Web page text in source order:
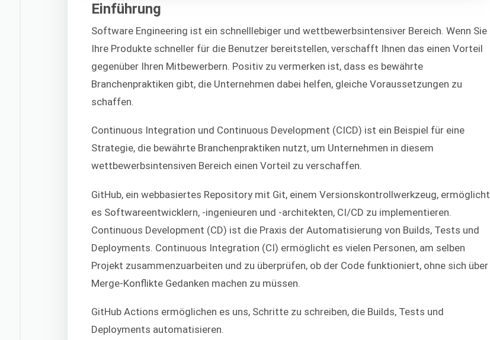
Einführung
Software Engineering ist ein schnelllebiger und wettbewerbsintensiver Bereich. Wenn Sie
Ihre Produkte schneller für die Benutzer bereitstellen, verschafft Ihnen das einen Vorteil
gegenüber Ihren Mitbewerbern. Positiv zu vermerken ist, dass es bewährte
Branchenpraktiken gibt, die Unternehmen dabei helfen, gleiche Voraussetzungen zu
schaffen.
Continuous Integration und Continuous Development (CICD) ist ein Beispiel für eine
Strategie, die bewährte Branchenpraktiken nutzt, um Unternehmen in diesem
wettbewerbsintensiven Bereich einen Vorteil zu verschaffen.
GitHub, ein webbasiertes Repository mit Git, einem Versionskontrollwerkzeug, ermöglicht
es Softwareentwicklern, -ingenieuren und -architekten, CI/CD zu implementieren.
Continuous Development (CD) ist die Praxis der Automatisierung von Builds, Tests und
Deployments. Continuous Integration (CI) ermöglicht es vielen Personen, am selben
Projekt zusammenzuarbeiten und zu überprüfen, ob der Code funktioniert, ohne sich über
Merge-Konflikte Gedanken machen zu müssen.
GitHub Actions ermöglichen es uns, Schritte zu schreiben, die Builds, Tests und
Deployments automatisieren.